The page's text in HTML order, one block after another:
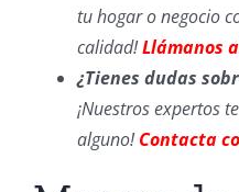
tu hogar o negocio
calidad!Llámanos
¿Tienes dudas
¡Nuestros expertos
alguno!Contacta